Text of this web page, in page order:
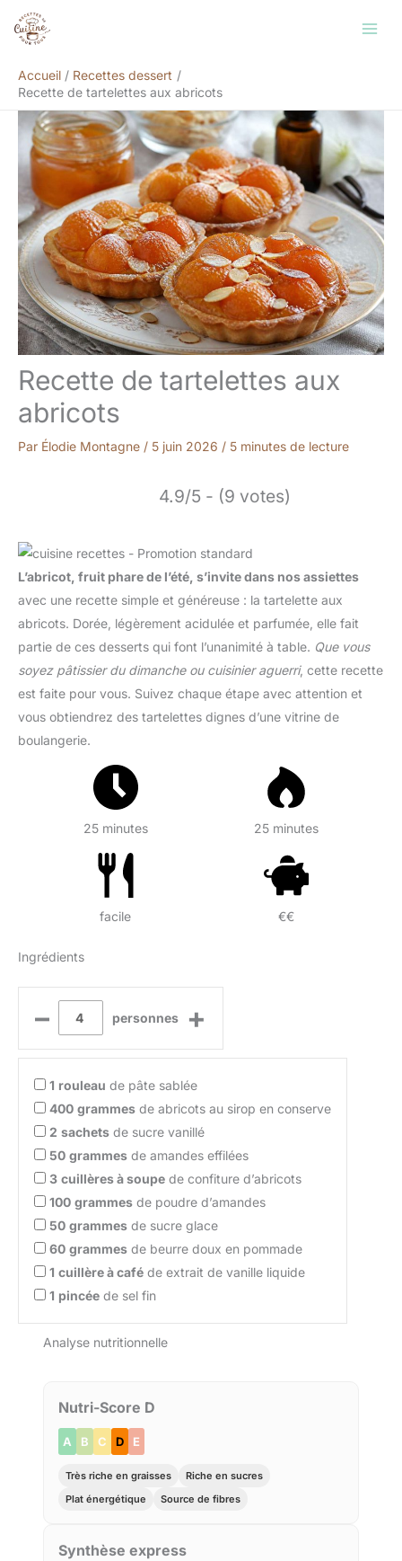
Accueil
Recettes dessert
Recette de tartelettes aux abricots
Recette de tartelettes aux
abricots
Par Élodie Montagne / 5 juin 2026 / 5 minutes de lecture
4.9/5 - (9 votes)
L’abricot, fruit phare de l’été, s’invite dans nos assiettes
avec une recette simple et généreuse : la tartelette aux
abricots. Dorée, légèrement acidulée et parfumée, elle fait
partie de ces desserts qui font l’unanimité à table. Que vous
soyez pâtissier du dimanche ou cuisinier aguerri, cette recette
est faite pour vous. Suivez chaque étape avec attention et
vous obtiendrez des tartelettes dignes d’une vitrine de
boulangerie.
25 minutes 25 minutes
facile €€
Ingrédients
– personnes +
1 rouleau de pâte sablée
400 grammes de abricots au sirop en conserve
2 sachets de sucre vanillé
50 grammes de amandes effilées
3 cuillères à soupe de confiture d’abricots
100 grammes de poudre d’amandes
50 grammes de sucre glace
60 grammes de beurre doux en pommade
1 cuillère à café de extrait de vanille liquide
1 pincée de sel fin
Analyse nutritionnelle
Nutri-Score D
A B C D E
Très riche en graisses
Riche en sucres
Plat énergétique
Source de fibres
Synthèse express
Rechercher